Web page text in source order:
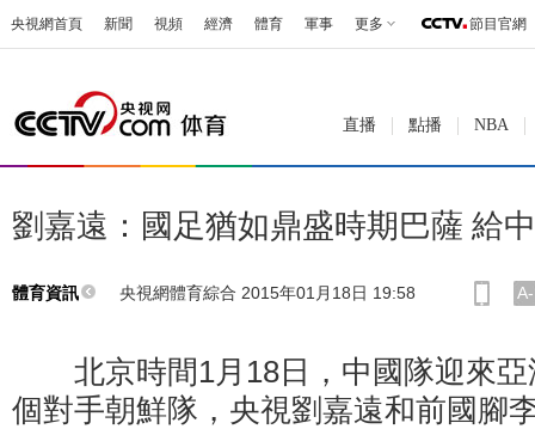
央視網首頁 新聞 視頻 經濟 體育 軍事 更多 節目官網
直播 點播 NBA
劉嘉遠：國足猶如鼎盛時期巴薩 給
體育資訊 央視網體育綜合 2015年01月18日 19:58 A-
北京時間1月18日，中國隊迎來亞
個對手朝鮮隊，央視劉嘉遠和前國腳